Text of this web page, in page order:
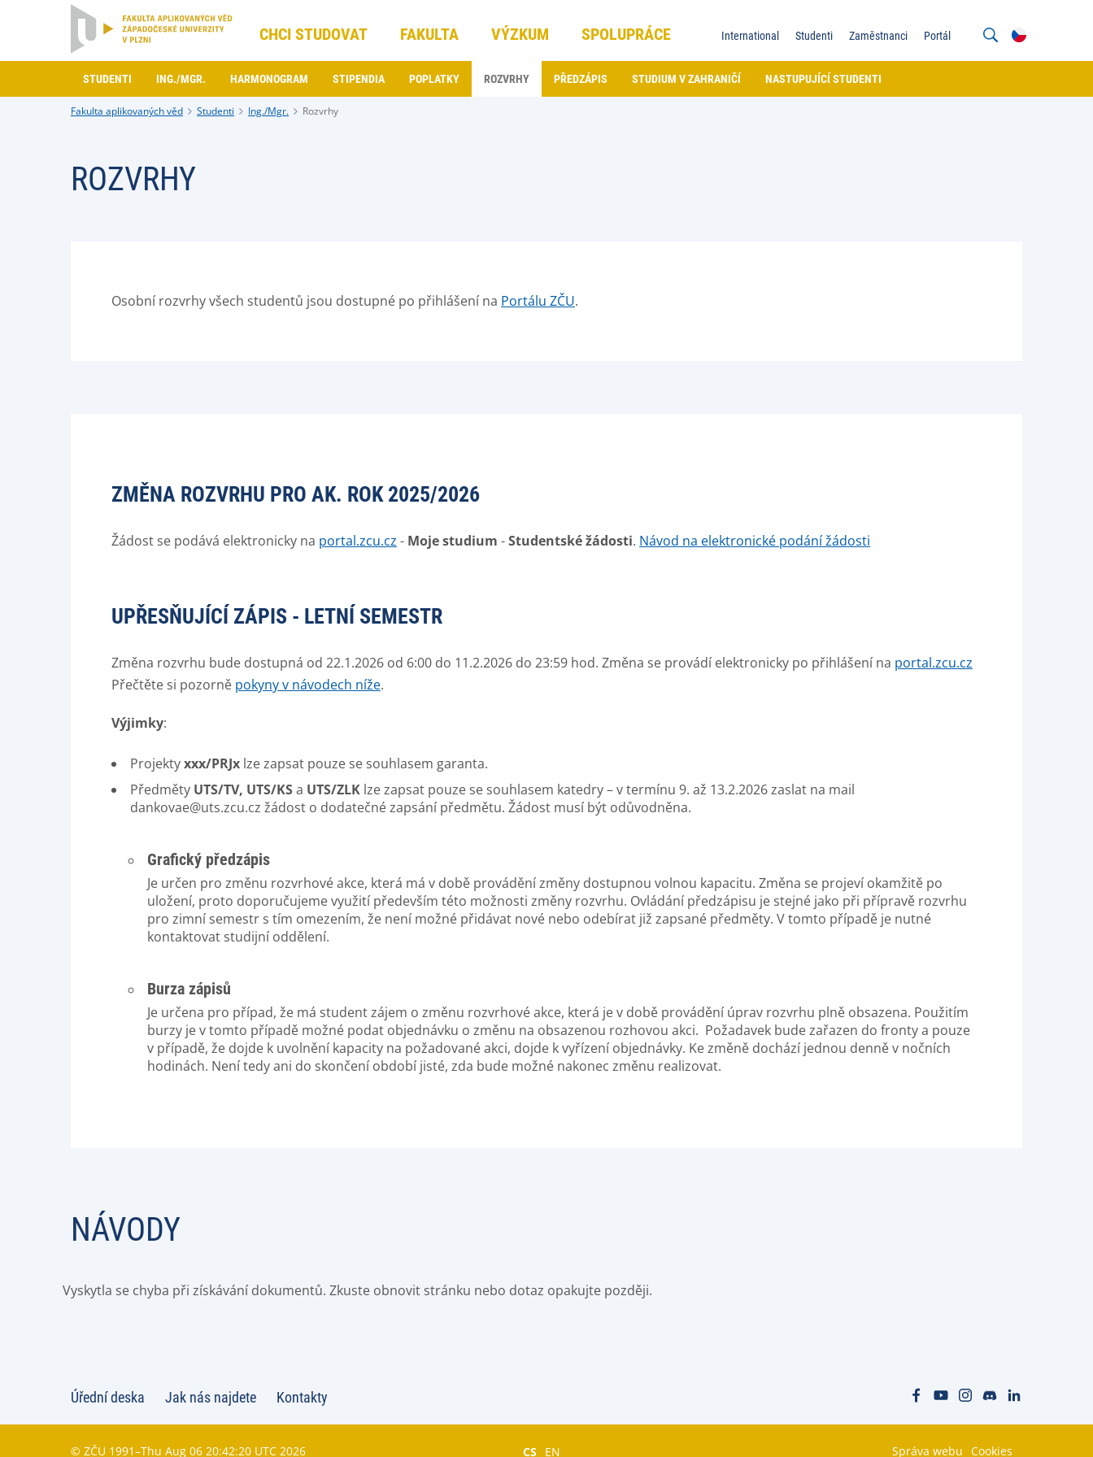
CHCI STUDOVAT FAKULTA VÝZKUM SPOLUPRÁCE International Studenti Zaměstnanci Portál
STUDENTI ING./MGR. HARMONOGRAM STIPENDIA POPLATKY ROZVRHY PŘEDZÁPIS STUDIUM V ZAHRANIČÍ NASTUPUJÍCÍ STUDENTI
Fakulta aplikovaných věd Studenti Ing./Mgr. Rozvrhy
ROZVRHY
Osobní rozvrhy všech studentů jsou dostupné po přihlášení na Portálu ZČU.
ZMĚNA ROZVRHU PRO AK. ROK 2025/2026
Žádost se podává elektronicky na portal.zcu.cz - Moje studium -Studentské žádosti. Návod na elektronické podání žádosti
UPŘESŇUJÍCÍ ZÁPIS - LETNÍ SEMESTR
Změna rozvrhu bude dostupná od 22.1.2026 od 6:00 do 11.2.2026 do 23:59 hod. Změna se provádí elektronicky po přihlášení na portal.zcu.cz
Přečtěte si pozorně pokyny v návodech níže.
Výjimky:
Projektyxxx/PRJx lze zapsat pouze se souhlasem garanta.
Předměty UTS/TV, UTS/KSa UTS/ZLK lze zapsat pouze se souhlasem katedry – v termínu 9. až 13.2.2026 zaslat na mail
dankovae@uts.zcu.cz žádost o dodatečné zapsání předmětu. Žádost musí být odůvodněna.
Grafický předzápis
Je určen pro změnu rozvrhové akce, která má v době provádění změny dostupnou volnou kapacitu. Změna se projeví okamžitě po
uložení, proto doporučujeme využití především této možnosti změny rozvrhu. Ovládání předzápisu je stejné jako při přípravě rozvrhu
pro zimní semestr s tím omezením, že není možné přidávat nové nebo odebírat již zapsané předměty. V tomto případě je nutné
kontaktovat studijní oddělení.
Burza zápisů
Je určena pro případ, že má student zájem o změnu rozvrhové akce, která je v době provádění úprav rozvrhu plně obsazena. Použitím
burzy je v tomto případě možné podat objednávku o změnu na obsazenou rozhovou akci. Požadavek bude zařazen do fronty a pouze
v případě, že dojde k uvolnění kapacity na požadované akci, dojde k vyřízení objednávky. Ke změně dochází jednou denně v nočních
hodinách. Není tedy ani do skončení období jisté, zda bude možné nakonec změnu realizovat.
NÁVODY
Vyskytla se chyba při získávání dokumentů. Zkuste obnovit stránku nebo dotaz opakujte později.
Úřední deska Jak nás najdete Kontakty
© ZČU 1991–Thu Aug 06 20:42:20 UTC 2026 CS EN Správa webu Cookies